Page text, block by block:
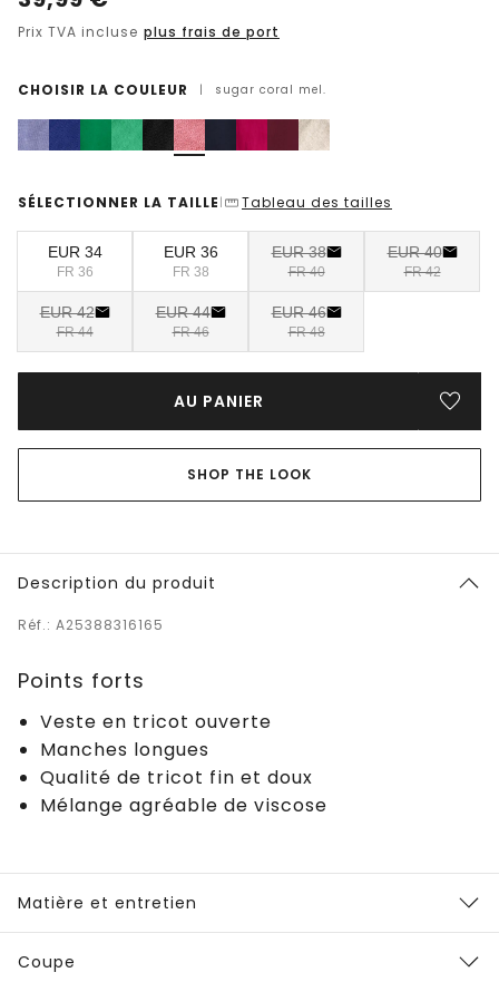
Prix TVA incluse plus frais de port
CHOISIR LA COULEUR | sugar coral mel.
SÉLECTIONNER LA TAILLE | Tableau des tailles
EUR 34
FR 36
EUR 36
FR 38
EUR 38
FR 40
EUR 40
FR 42
EUR 42
FR 44
EUR 44
FR 46
EUR 46
FR 48
AU PANIER
SHOP THE LOOK
Description du produit
Réf.: A25388316165
Points forts
Veste en tricot ouverte
Manches longues
Qualité de tricot fin et doux
Mélange agréable de viscose
Matière et entretien
Coupe